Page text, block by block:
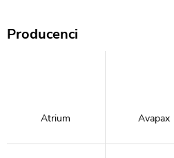
Producenci
Atrium Avapax